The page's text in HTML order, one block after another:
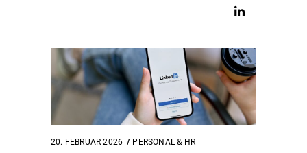
20. FEBRUAR 2026 PERSONAL & HR